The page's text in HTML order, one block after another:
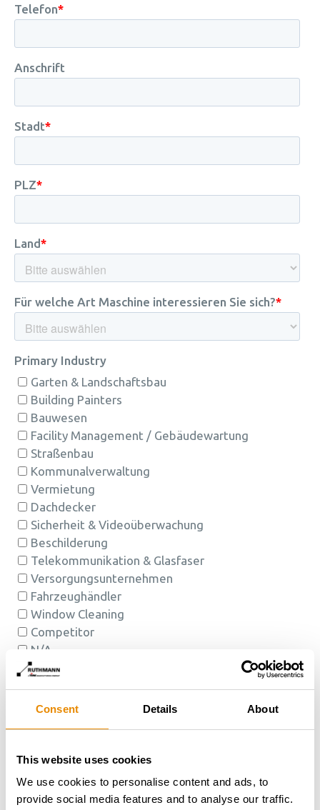
Consent Details About
This website uses cookies
We use cookies to personalise content and ads, to
provide social media features and to analyse our traffic.